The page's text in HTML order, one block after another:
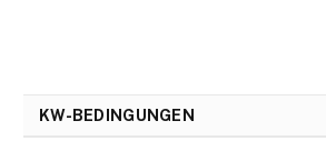
KW-BEDINGUNGEN